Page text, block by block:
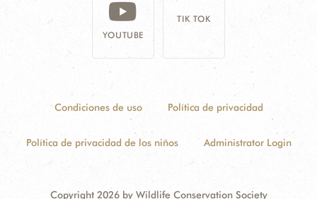
YOUTUBE
TIK TOK
Condiciones de uso Política de privacidad
Política de privacidad de los niños Administrator Login
Copyright 2026 by Wildlife Conservation Society